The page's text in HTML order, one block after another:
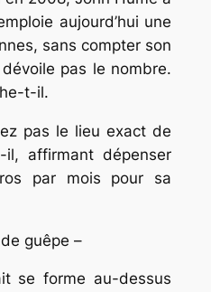
aujourd’hui une
sans compter son
pas le nombre.
t-il.
pas le lieu exact de
affirmant dépenser
par mois pour sa
guêpe –
se forme au-dessus